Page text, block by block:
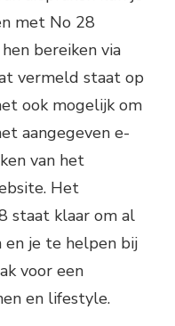
met No 28
bereiken via
vermeld staat op
ook mogelijk om
aangegeven e-
van het
Het
staat klaar om al
je te helpen bij
voor een
en lifestyle.